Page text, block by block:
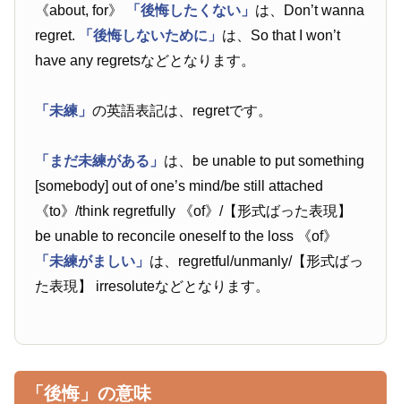
《about, for》 「後悔したくない」 は、Don’t wanna
regret.
「後悔しないために」 は、So that I won’t
have any regretsなどとなります。
「未練」の英語表記は、regretです。
「まだ未練がある」 は、be unable to put something
[somebody] out of one’s mind/be still attached
《to》/think regretfully 《of》/【形式ばった表現】
be unable to reconcile oneself to the loss 《of》
「未練がましい」 は、regretful/unmanly/【形式ばっ
た表現】 irresoluteなどとなります。
「後悔」の意味